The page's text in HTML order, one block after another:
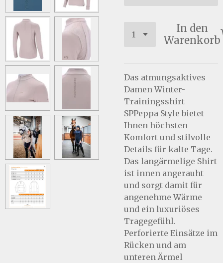
In den
Warenkorb
Das atmungsaktives
Damen Winter-
Trainingsshirt
SPPeppa Style bietet
Ihnen höchsten
Komfort und stilvolle
Details für kalte Tage.
Das langärmelige Shirt
ist innen angerauht
und sorgt damit für
angenehme Wärme
und ein luxuriöses
Tragegefühl.
Perforierte Einsätze im
Rücken und am
unteren Ärmel